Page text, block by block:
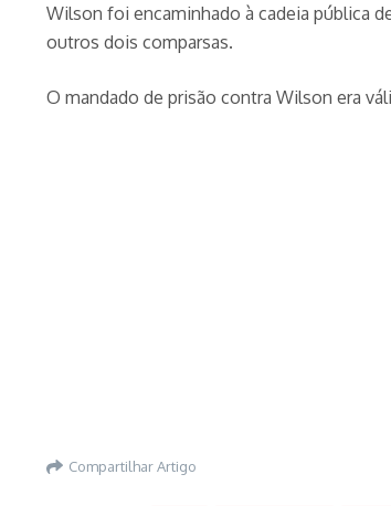
Wilson foi encaminhado à cadeia pública
outros dois comparsas.
O mandado de prisão contra Wilson era
Compartilhar Artigo